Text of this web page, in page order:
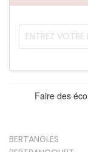
Faire des
BERTANGLES